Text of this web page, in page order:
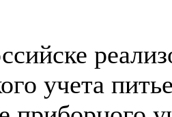
учета